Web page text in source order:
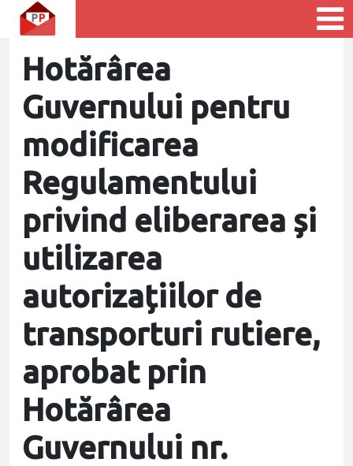
Hotărârea
Guvernului pentru
modificarea
Regulamentului
privind eliberarea și
utilizarea
autorizațiilor de
transporturi rutiere,
aprobat prin
Hotărârea
Guvernului nr.